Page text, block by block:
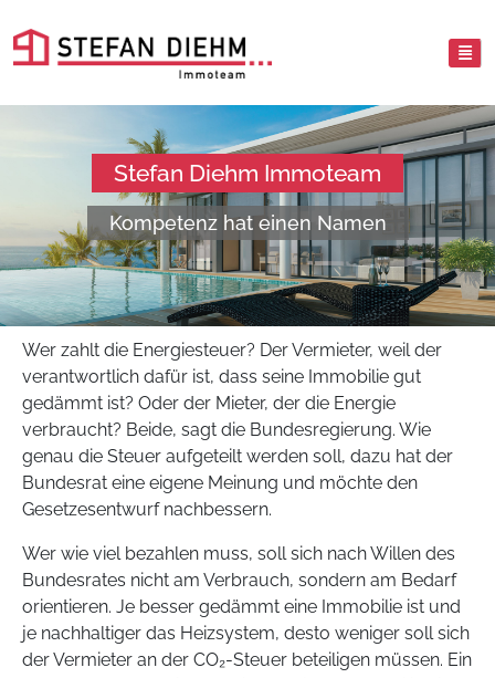
Stefan Diehm Immoteam
Kompetenz hat einen Namen
Wer zahlt die Energiesteuer? Der Vermieter, weil der
verantwortlich dafür ist, dass seine Immobilie gut
gedämmt ist? Oder der Mieter, der die Energie
verbraucht? Beide, sagt die Bundesregierung. Wie
genau die Steuer aufgeteilt werden soll, dazu hat der
Bundesrat eine eigene Meinung und möchte den
Gesetzesentwurf nachbessern.
Wer wie viel bezahlen muss, soll sich nach Willen des
Bundesrates nicht am Verbrauch, sondern am Bedarf
orientieren. Je besser gedämmt eine Immobilie ist und
je nachhaltiger das Heizsystem, desto weniger soll sich
der Vermieter an der CO₂-Steuer beteiligen müssen. Ein